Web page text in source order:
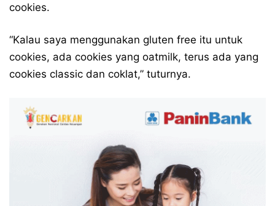
cookies.
“Kalau saya menggunakan gluten free itu untuk
cookies, ada cookies yang oatmilk, terus ada yang
cookies classic dan coklat,” tuturnya.